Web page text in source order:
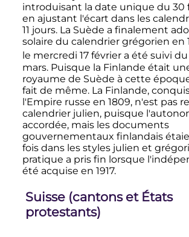
introduisant la date unique du 30
en ajustant l'écart dans les
11 jours. La Suède a finalement
solaire du calendrier grégorien en
le mercredi 17 févriera été suivi
mars. Puisque la Finlande était
royaume de Suède à cette
fait de même. La Finlande,
l'Empire russe en 1809, n'est pas
calendrier julien, puisque
accordée, mais les documents
gouvernementaux finlandais
fois dans les styles julien et
pratique a pris fin lorsque
été acquise en 1917.
Suisse (cantons et États
protestants)